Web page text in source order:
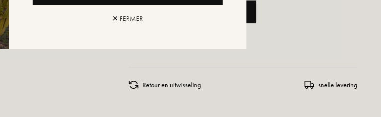
Retour en uitwisseling snelle levering
✕ FERMER